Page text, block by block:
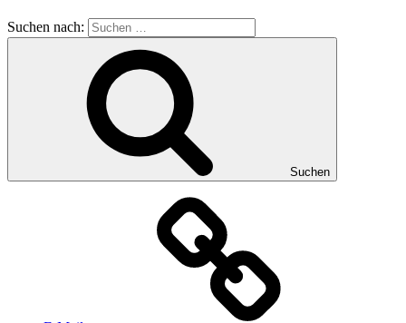
Suchen nach:
Suchen